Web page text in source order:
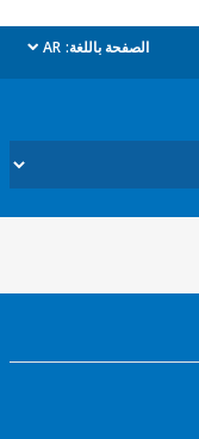
الصفحة باللغة: AR
dropdown